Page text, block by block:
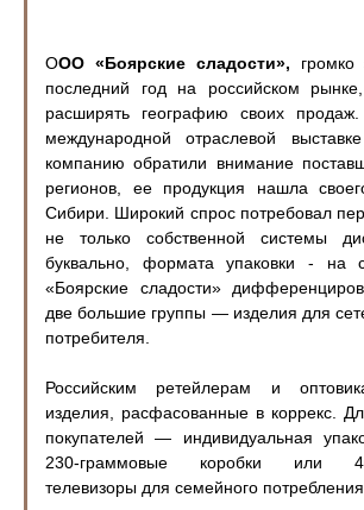
ООО «Боярские сладости», громко
последний год на российском
расширять географию своих
международной отраслевой
компанию обратили внимание
регионов, ее продукция нашла
Сибири. Широкий спрос потребовал
не только собственной системы
буквально, формата упаковки - на
«Боярские сладости»
две большие группы — изделия для
потребителя.
Российским ретейлерам и
изделия, расфасованные в коррекс.
покупателей — индивидуальная
230-граммовые коробки или
телевизоры для семейного потребления.